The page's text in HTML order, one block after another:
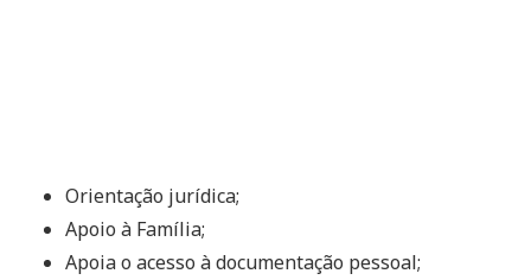
Orientação jurídica;
Apoio à Família;
Apoia o acesso à documentação pessoal;